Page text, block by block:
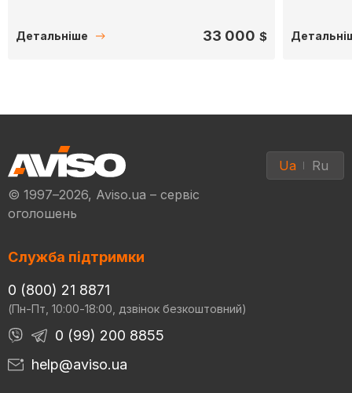
Детальніше 33 000 $
© 1997–2026, Aviso.ua – сервіс
оголошень
Ua Ru
Служба підтримки
0 (800) 21 8871
(Пн-Пт, 10:00-18:00, дзвінок безкоштовний)
0 (99) 200 8855
help@aviso.ua